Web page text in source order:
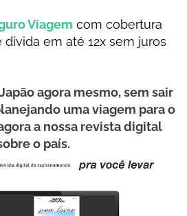
Viagem com cobertura
divida em até 12x sem juros
agora mesmo, sem sair
uma viagem para o
a nossa revista digital
o país.